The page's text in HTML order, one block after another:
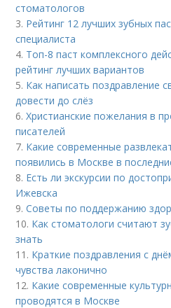
стоматологов
3. Рейтинг 12 лучших зубных
специалиста
4. Топ-8 паст комплексного
рейтинг лучших вариантов
5. Как написать поздравление
довести до слёз
6.Христианские пожелания в
писателей
7. Какие современные
появились в Москве в
8. Есть ли экскурсии по
Ижевска
9.Советы по поддержанию
10. Как стоматологи считают
знать
11. Краткие поздравления с
чувства лаконично
12. Какие современные
проводятся в Москве